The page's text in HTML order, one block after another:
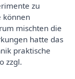
zu
können
mischten die
hatte das
praktische
zzgl.